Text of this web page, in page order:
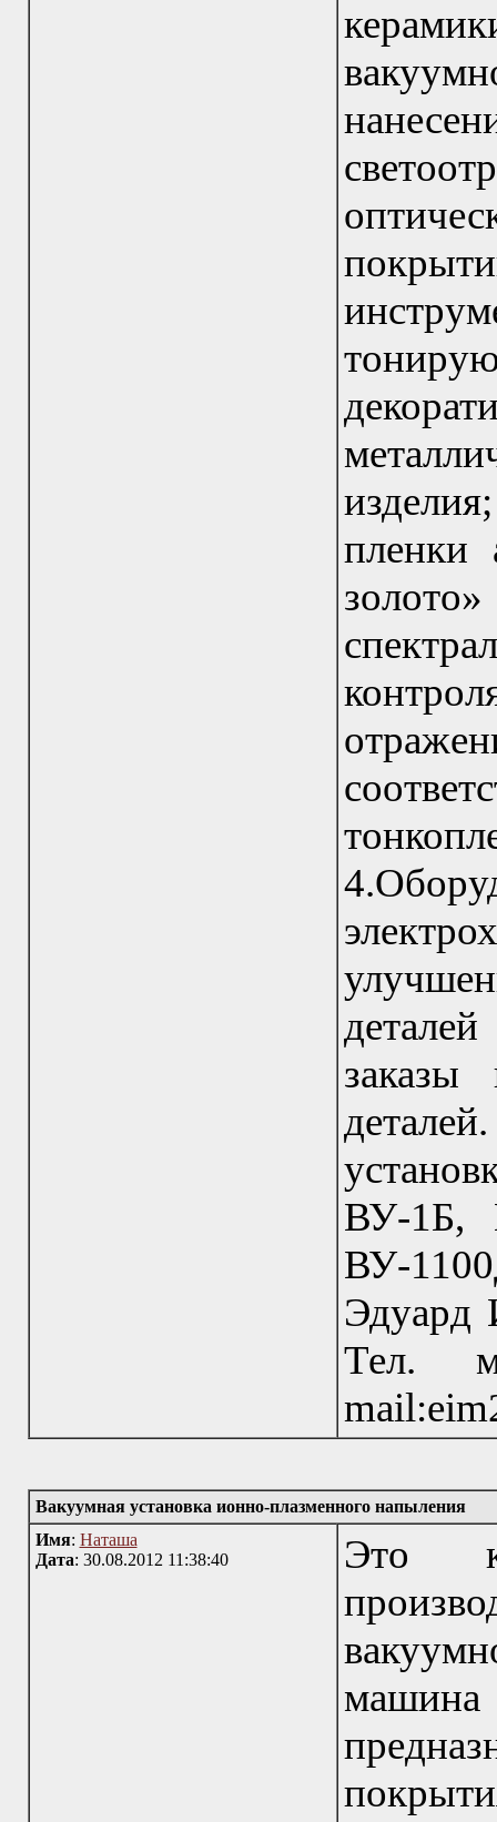
пленки
заказы
ВУ-1Б,
ВУ-
Эдуард
Тел.
Вакуумная установка ионно-плазменного напыления
Имя: Наташа
Дата: 30.08.2012 11:38:40
Это